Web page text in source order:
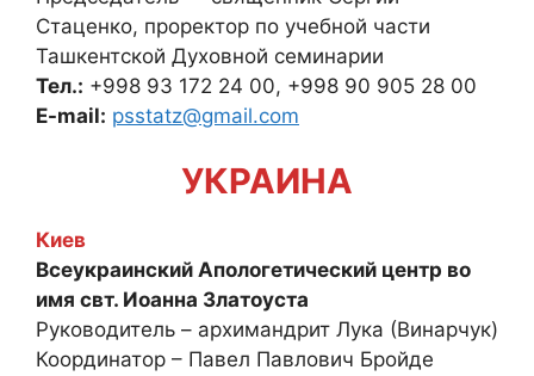
Стаценко, проректор по учебной части
Ташкентской Духовной семинарии
Тел.: +998 93 172 24 00, +998 90 905 28 00
E-mail: psstatz@gmail.com
УКРАИНА
Киев
Всеукраинский Апологетический центр во
имя свт. Иоанна Златоуста
Руководитель – архимандрит Лука (Винарчук)
Координатор – Павел Павлович Бройде